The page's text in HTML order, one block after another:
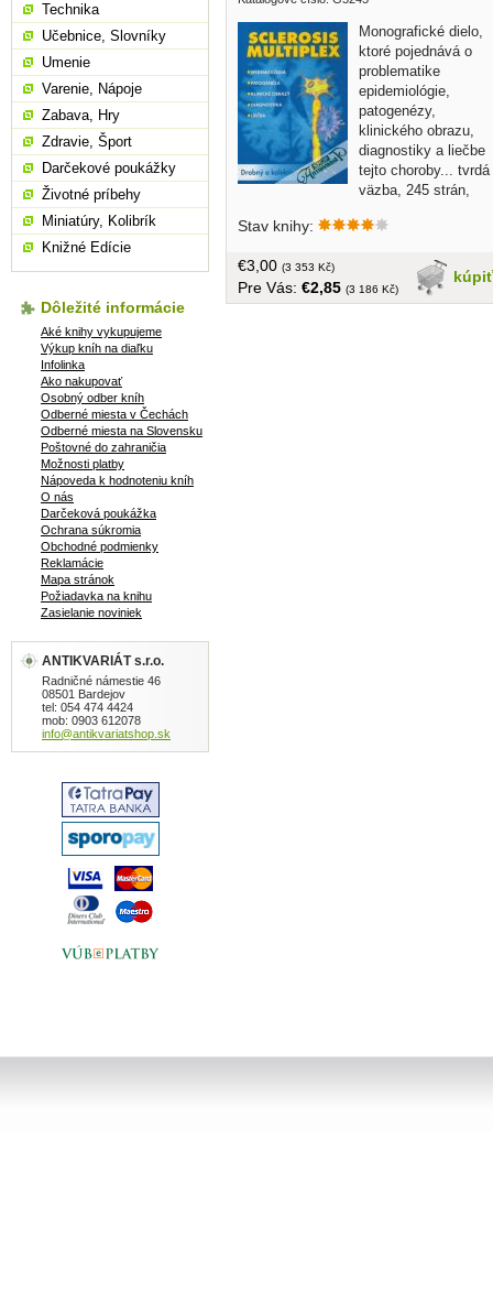
Monografické dielo,
ktoré pojednává o
problematike
epidemiológie,
patogenézy,
klinického obrazu,
diagnostiky a liečbe
tejto choroby... tvrdá
väzba, 245 strán,
Stav knihy:
kúpiť
€3,00 (3 353 Kč)
Pre Vás: €2,85 (3 186 Kč)
Technika
Učebnice, Slovníky
Umenie
Varenie, Nápoje
Zabava, Hry
Zdravie, Šport
Darčekové poukážky
Životné príbehy
Miniatúry, Kolibrík
Knižné Edície
Dôležité informácie
Aké knihy vykupujeme
Výkup kníh na diaľku
Infolinka
Ako nakupovať
Osobný odber kníh
Odberné miesta v Čechách
Odberné miesta na Slovensku
Poštovné do zahraničia
Možnosti platby
Nápoveda k hodnoteniu kníh
O nás
Darčeková poukážka
Ochrana súkromia
Obchodné podmienky
Reklamácie
Mapa stránok
Požiadavka na knihu
Zasielanie noviniek
ANTIKVARIÁT s.r.o.
Radničné námestie 46
08501 Bardejov
tel: 054 474 4424
mob: 0903 612078
info@antikvariatshop.sk